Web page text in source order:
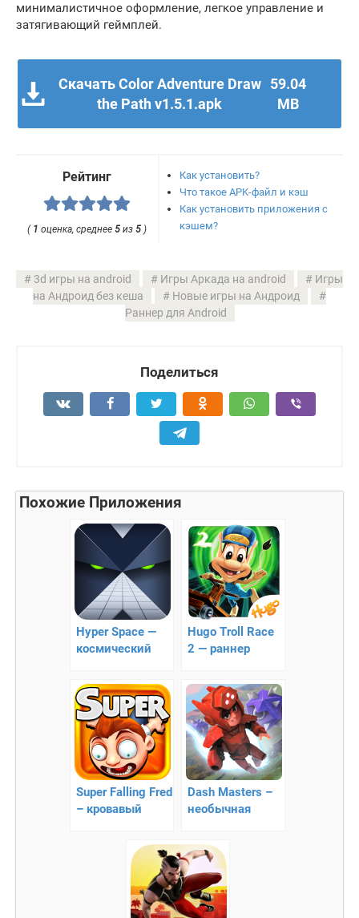
минималистичное оформление, легкое управление и
затягивающий геймплей.
Скачать Color Adventure Draw
the Path v1.5.1.apk
59.04
MB
Рейтинг
( 1 оценка, среднее5 из5 )
Как установить?
Что такое APK-файл и кэш
Как установить приложения с
кэшем?
3d игры на android Игры Аркада на android
Игры
на Андроид без кеша
Новые игры на Андроид
Раннер для Android
Поделиться
Похожие Приложения
Hyper Space —
космический
Hugo Troll Race
2 — раннер
Super Falling Fred
– кровавый
Dash Masters –
необычная
аркада